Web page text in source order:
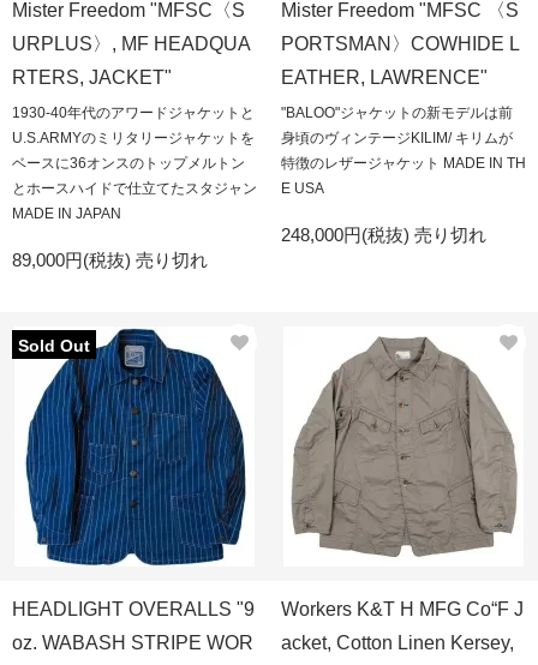
Mister Freedom "MFSC〈S
URPLUS〉, MF HEADQUA
RTERS, JACKET"
1930-40年代のアワードジャケットと
U.S.ARMYのミリタリージャケットを
ベースに36オンスのトップメルトン
とホースハイドで仕立てたスタジャン
MADE IN JAPAN
89,000円(税抜) 売り切れ
Mister Freedom "MFSC 〈S
PORTSMAN〉COWHIDE L
EATHER, LAWRENCE"
"BALOO"ジャケットの新モデルは前
身頃のヴィンテージKILIM/ キリムが
特徴のレザージャケット MADE IN TH
E USA
248,000円(税抜) 売り切れ
Sold Out
HEADLIGHT OVERALLS "9
oz. WABASH STRIPE WOR
Workers K&T H MFG Co“F J
acket, Cotton Linen Kersey,